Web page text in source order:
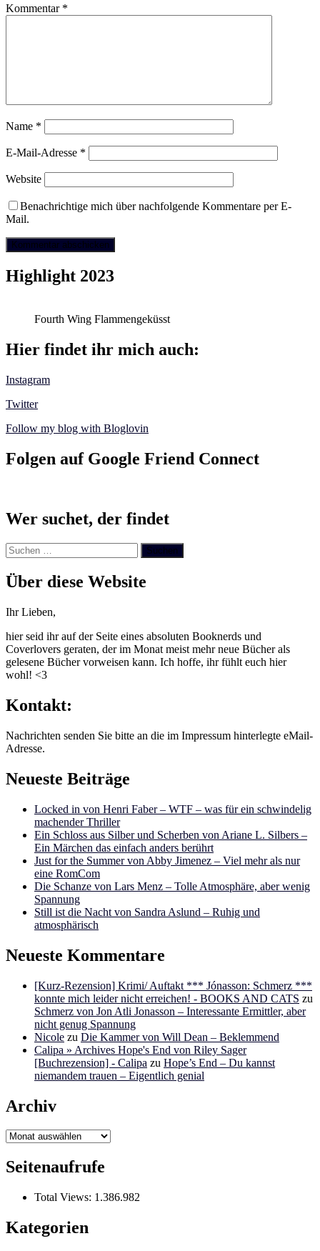
Kommentar *
Name *
E-Mail-Adresse *
Website
Benachrichtige mich über nachfolgende Kommentare per E-
Mail.
Highlight 2023
Fourth Wing Flammengeküsst
Hier findet ihr mich auch:
Instagram
Twitter
Follow my blog with Bloglovin
Folgen auf Google Friend Connect
Wer suchet, der findet
Suchen
nach:
Über diese Website
Ihr Lieben,
hier seid ihr auf der Seite eines absoluten Booknerds und
Coverlovers geraten, der im Monat meist mehr neue Bücher als
gelesene Bücher vorweisen kann. Ich hoffe, ihr fühlt euch hier
wohl! <3
Kontakt:
Nachrichten senden Sie bitte an die im Impressum hinterlegte eMail-
Adresse.
Neueste Beiträge
Locked in von Henri Faber – WTF – was für ein schwindelig
machender Thriller
Ein Schloss aus Silber und Scherben von Ariane L. Silbers –
Ein Märchen das einfach anders berührt
Just for the Summer von Abby Jimenez – Viel mehr als nur
eine RomCom
Die Schanze von Lars Menz – Tolle Atmosphäre, aber wenig
Spannung
Still ist die Nacht von Sandra Aslund – Ruhig und
atmosphärisch
Neueste Kommentare
[Kurz-Rezension] Krimi/ Auftakt *** Jónasson: Schmerz ***
konnte mich leider nicht erreichen! - BOOKS AND CATS zu
Schmerz von Jon Atli Jonasson – Interessante Ermittler, aber
nicht genug Spannung
Nicole zu Die Kammer von Will Dean – Beklemmend
Calipa » Archives Hope's End von Riley Sager
[Buchrezension] - Calipa zu Hope’s End – Du kannst
niemandem trauen – Eigentlich genial
Archiv
Archiv
Seitenaufrufe
Total Views: 1.386.982
Kategorien